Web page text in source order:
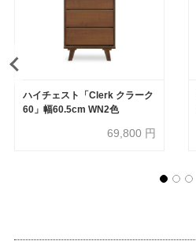
ハイチェスト「Clerk クラーク
60」幅60.5cm WN2色
69,800 円